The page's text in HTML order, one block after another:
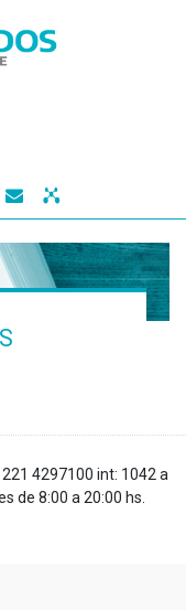
 
221 4297100 int: 1042 a
de 8:00 a 20:00 hs.